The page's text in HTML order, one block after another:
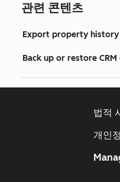
관련 콘텐츠
Export property history
Back up or restore CRM
법적
개인